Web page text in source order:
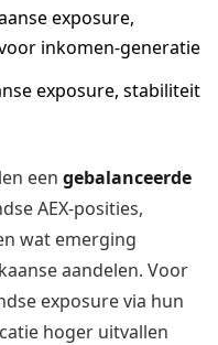
exposure,
inkomen-generatie
exposure, stabiliteit
een gebalanceerde
AEX-posities,
wat emerging
aandelen. Voor
exposure via hun
hoger uitvallen